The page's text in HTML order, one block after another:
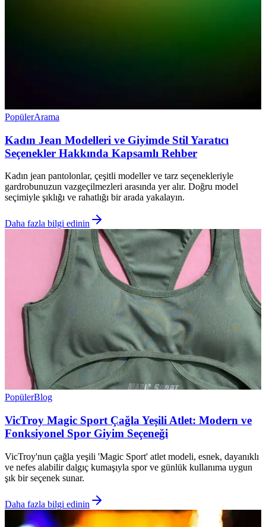
PopülerArama
Kadın Jean Modelleri ve Giyimde Stil Yaratıcı
Seçenekler Hakkında Kapsamlı Rehber
Kadın jean pantolonlar, çeşitli modeller ve tarz seçenekleriyle
gardrobunuzun vazgeçilmezleri arasında yer alır. Doğru model
seçimiyle şıklığı ve rahatlığı bir arada yakalayın.
Daha fazla bilgi edinin
PopülerBlog
VicTroy Magic Sport Çağla Yeşili Atlet: Modern ve
Fonksiyonel Spor Giyim Seçeneği
VicTroy'nun çağla yeşili 'Magic Sport' atlet modeli, esnek, dayanıklı
ve nefes alabilir dalgıç kumaşıyla spor ve günlük kullanıma uygun
şık bir seçenek sunar.
Daha fazla bilgi edinin